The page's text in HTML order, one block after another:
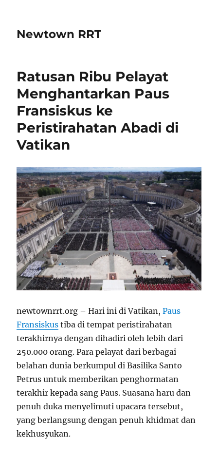
Newtown RRT
Ratusan Ribu Pelayat
Menghantarkan Paus
Fransiskus ke
Peristirahatan Abadi di
Vatikan
newtownrrt.org – Hari ini di Vatikan,Paus
Fransiskus tiba di tempat peristirahatan
terakhirnya dengan dihadiri oleh lebih dari
250.000 orang. Para pelayat dari berbagai
belahan dunia berkumpul di Basilika Santo
Petrus untuk memberikan penghormatan
terakhir kepada sang Paus. Suasana haru dan
penuh duka menyelimuti upacara tersebut,
yang berlangsung dengan penuh khidmat dan
kekhusyukan.